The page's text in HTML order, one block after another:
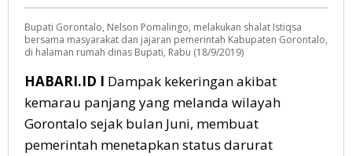
Berdoa
Bersama
Minta
Turun
Hujan
Bupati Gorontalo, Nelson Pomalingo, melakukan shalat Istiqsa
bersama masyarakat dan jajaran pemerintah Kabupaten Gorontalo,
di halaman rumah dinas Bupati, Rabu (18/9/2019)
HABARI.ID I Dampak kekeringan akibat
kemarau panjang yang melanda wilayah
Gorontalo sejak bulan Juni, membuat
pemerintah menetapkan status darurat